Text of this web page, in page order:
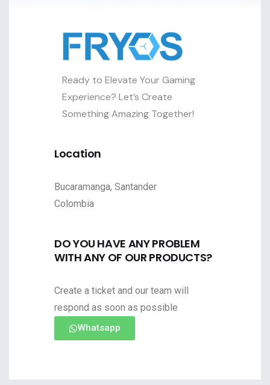
Ready to Elevate Your Gaming
Experience? Let’s Create
Something Amazing Together!
Location
Bucaramanga, Santander
Colombia
DO YOU HAVE ANY PROBLEM
WITH ANY OF OUR PRODUCTS?
Create a ticket and our team will
respond as soon as possible
Whatsapp